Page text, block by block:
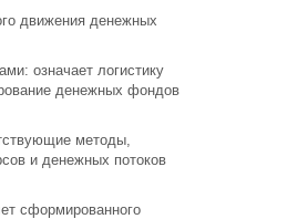
движения денежных
означает логистику
денежных фондов
методы,
и денежных потоков
сформированного